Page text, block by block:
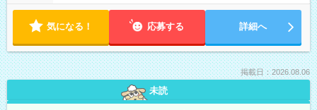
気になる！ 応募する 詳細へ
掲載日：2026.08.06
未読